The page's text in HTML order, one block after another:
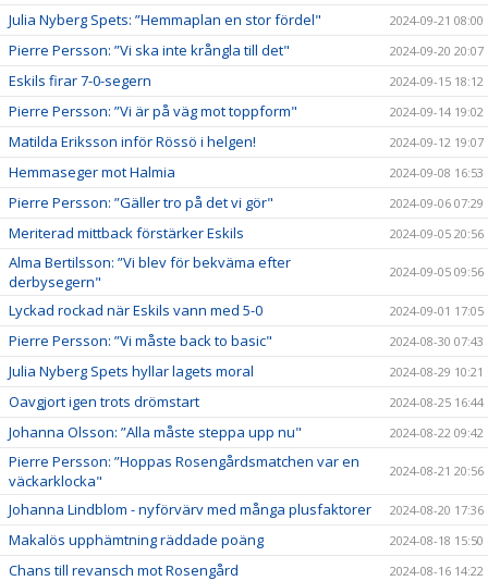
Julia Nyberg Spets: ”Hemmaplan en stor fördel" 2024-09-21 08:00
Pierre Persson: ”Vi ska inte krångla till det" 2024-09-20 20:07
Eskils firar 7-0-segern 2024-09-15 18:12
Pierre Persson: ”Vi är på väg mot toppform" 2024-09-14 19:02
Matilda Eriksson inför Rössö i helgen! 2024-09-12 19:07
Hemmaseger mot Halmia 2024-09-08 16:53
Pierre Persson: ”Gäller tro på det vi gör" 2024-09-06 07:29
Meriterad mittback förstärker Eskils 2024-09-05 20:56
Alma Bertilsson: ”Vi blev för bekväma efter
derbysegern"
2024-09-05 09:56
Lyckad rockad när Eskils vann med 5-0 2024-09-01 17:05
Pierre Persson: ”Vi måste back to basic" 2024-08-30 07:43
Julia Nyberg Spets hyllar lagets moral 2024-08-29 10:21
Oavgjort igen trots drömstart 2024-08-25 16:44
Johanna Olsson: ”Alla måste steppa upp nu" 2024-08-22 09:42
Pierre Persson: ”Hoppas Rosengårdsmatchen var en
väckarklocka"
2024-08-21 20:56
Johanna Lindblom - nyförvärv med många plusfaktorer 2024-08-20 17:36
Makalös upphämtning räddade poäng 2024-08-18 15:50
Chans till revansch mot Rosengård 2024-08-16 14:22